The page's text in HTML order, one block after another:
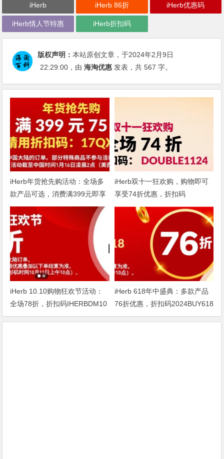
iHerb iHerb 86折 iHerb优惠码
iHerb情人节特惠 iHerb折扣码
版权声明：本站原创文章，于2024年2月9日
22:29:00 ，由海淘优惠 发表，共 567 字。
iHerb年货抢先购活动：全场多
款产品可选，消费满399元即享
75折
iHerb双十一狂欢购，购物即可
享受74折优惠，折扣码
DOUBLE1124
iHerb 10.10购物狂欢节活动：
全场78折，折扣码IHERBDM10
iHerb 618年中盛典：多款产品
76折优惠，折扣码2024BUY618